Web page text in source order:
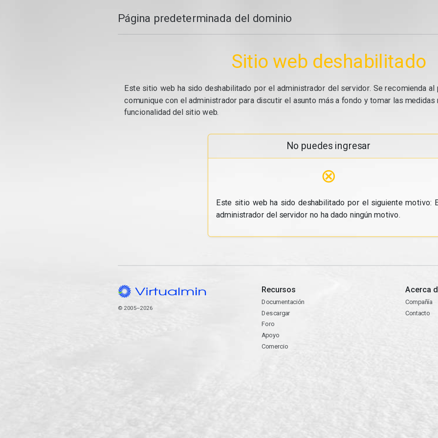
Página predeterminada del dominio
Sitio web deshabilitado
Este sitio web ha sido deshabilitado por el administrador del servidor. Se recomienda
comunique con el administrador para discutir el asunto más a fondo y tomar las medidas
funcionalidad del sitio web.
No puedes ingresar
⊗
Este sitio web ha sido deshabilitado por el siguiente motivo:
administrador del servidor no ha dado ningún motivo.
© 2005–2026
Recursos
Documentación
Descargar
Foro
Apoyo
Comercio
Acerca
Compañía
Contacto